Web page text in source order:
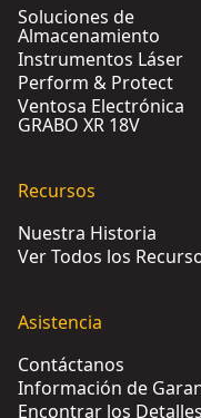
Soluciones de
Almacenamiento
Instrumentos Láser
Perform & Protect
Ventosa Electrónica
GRABO XR 18V
Recursos
Nuestra Historia
Ver Todos los
Asistencia
Contáctanos
Información de
Encontrar los